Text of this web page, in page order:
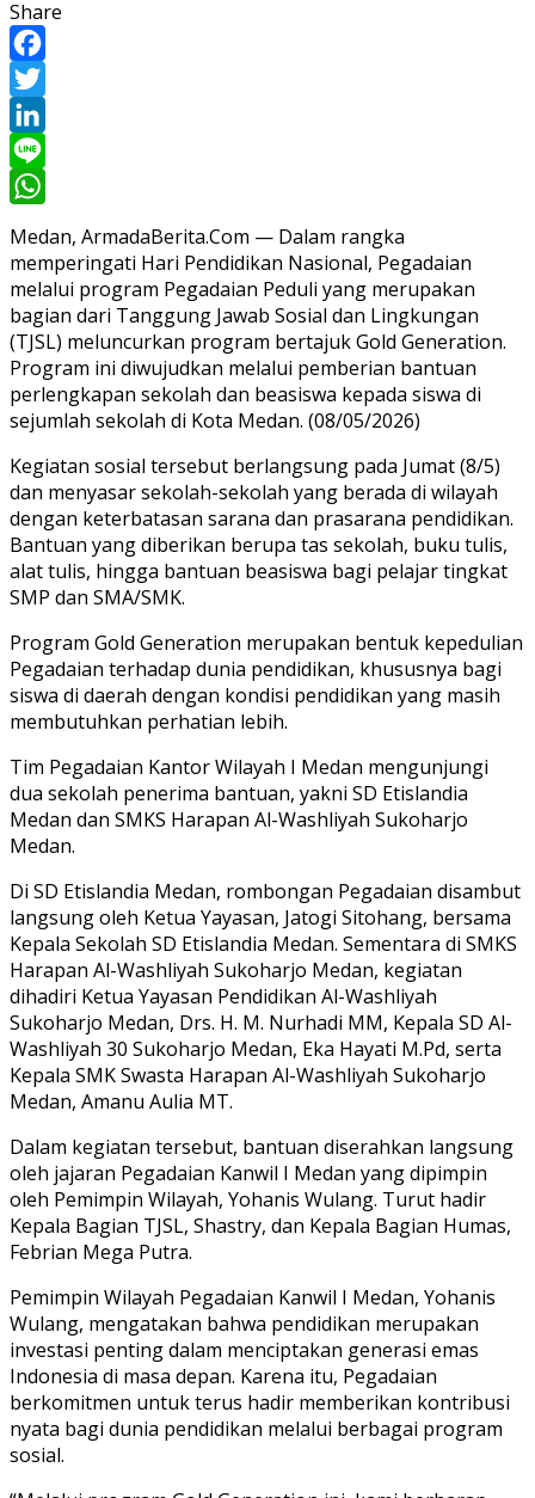
Share
Facebook
Twitter
LinkedIn
Line
Medan, ArmadaBerita.Com — Dalam rangka
memperingati Hari Pendidikan Nasional, Pegadaian
melalui program Pegadaian Peduli yang merupakan
bagian dari Tanggung Jawab Sosial dan Lingkungan
(TJSL) meluncurkan program bertajuk Gold Generation.
Program ini diwujudkan melalui pemberian bantuan
perlengkapan sekolah dan beasiswa kepada siswa di
sejumlah sekolah di Kota Medan. (08/05/2026)
Kegiatan sosial tersebut berlangsung pada Jumat (8/5)
dan menyasar sekolah-sekolah yang berada di wilayah
dengan keterbatasan sarana dan prasarana pendidikan.
Bantuan yang diberikan berupa tas sekolah, buku tulis,
alat tulis, hingga bantuan beasiswa bagi pelajar tingkat
SMP dan SMA/SMK.
Program Gold Generation merupakan bentuk kepedulian
Pegadaian terhadap dunia pendidikan, khususnya bagi
siswa di daerah dengan kondisi pendidikan yang masih
membutuhkan perhatian lebih.
Tim Pegadaian Kantor Wilayah I Medan mengunjungi
dua sekolah penerima bantuan, yakni SD Etislandia
Medan dan SMKS Harapan Al-Washliyah Sukoharjo
Medan.
Di SD Etislandia Medan, rombongan Pegadaian disambut
langsung oleh Ketua Yayasan, Jatogi Sitohang, bersama
Kepala Sekolah SD Etislandia Medan. Sementara di SMKS
Harapan Al-Washliyah Sukoharjo Medan, kegiatan
dihadiri Ketua Yayasan Pendidikan Al-Washliyah
Sukoharjo Medan, Drs. H. M. Nurhadi MM, Kepala SD Al-
Washliyah 30 Sukoharjo Medan, Eka Hayati M.Pd, serta
Kepala SMK Swasta Harapan Al-Washliyah Sukoharjo
Medan, Amanu Aulia MT.
Dalam kegiatan tersebut, bantuan diserahkan langsung
oleh jajaran Pegadaian Kanwil I Medan yang dipimpin
oleh Pemimpin Wilayah, Yohanis Wulang. Turut hadir
Kepala Bagian TJSL, Shastry, dan Kepala Bagian Humas,
Febrian Mega Putra.
Pemimpin Wilayah Pegadaian Kanwil I Medan, Yohanis
Wulang, mengatakan bahwa pendidikan merupakan
investasi penting dalam menciptakan generasi emas
Indonesia di masa depan. Karena itu, Pegadaian
berkomitmen untuk terus hadir memberikan kontribusi
nyata bagi dunia pendidikan melalui berbagai program
sosial.